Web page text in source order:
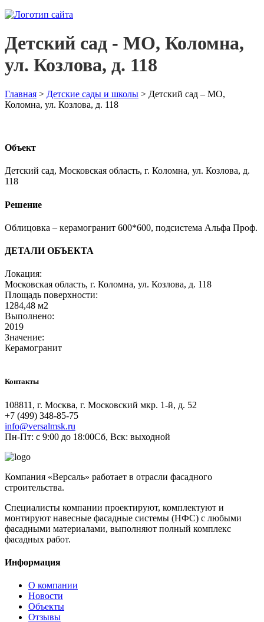
Детский сад - МО, Коломна,
ул. Козлова, д. 118
Главная > Детские сады и школы > Детский сад – МО,
Коломна, ул. Козлова, д. 118
Объект
Детский сад, Московская область, г. Коломна, ул. Козлова, д.
118
Решение
Облицовка – керамогранит 600*600, подсистема Альфа Проф.
ДЕТАЛИ ОБЪЕКТА
Локация:
Московская область, г. Коломна, ул. Козлова, д. 118
Площадь поверхности:
1284,48 м2
Выполнено:
2019
Значение:
Керамогранит
Контакты
108811, г. Москва, г. Московский мкр. 1-й, д. 52
+7 (499) 348-85-75
info@versalmsk.ru
Пн-Пт: с 9:00 до 18:00Сб, Вск: выходной
Компания «Версаль» работает в отрасли фасадного
строительства.
Специалисты компании проектируют, комплектуют и
монтируют навесные фасадные системы (НФС) с любыми
фасадными материалами, выполняют полный комплекс
фасадных работ.
Информация
О компании
Новости
Объекты
Отзывы